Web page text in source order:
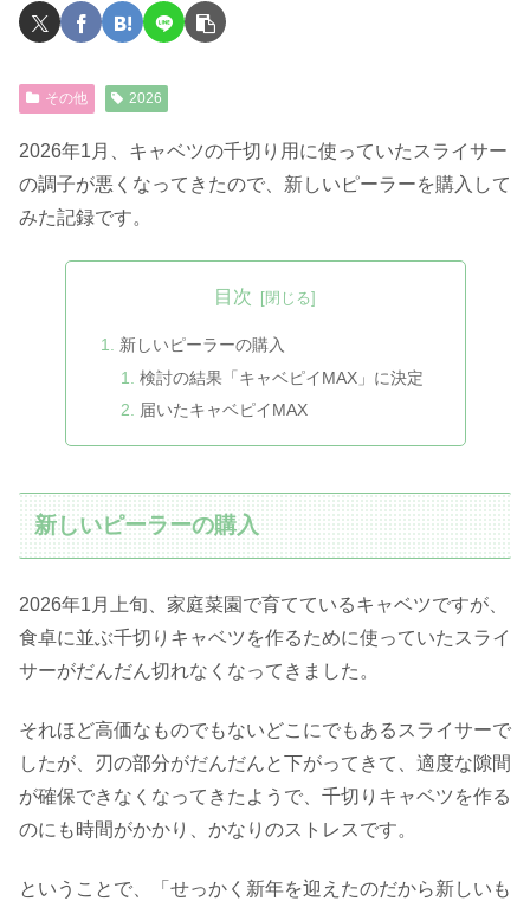
その他 2026
2026年1月、キャベツの千切り用に使っていたスライサー
の調子が悪くなってきたので、新しいピーラーを購入して
みた記録です。
目次
新しいピーラーの購入
検討の結果「キャベピイMAX」に決定
届いたキャベピイMAX
新しいピーラーの購入
2026年1月上旬、家庭菜園で育てているキャベツですが、
食卓に並ぶ千切りキャベツを作るために使っていたスライ
サーがだんだん切れなくなってきました。
それほど高価なものでもないどこにでもあるスライサーで
したが、刃の部分がだんだんと下がってきて、適度な隙間
が確保できなくなってきたようで、千切りキャベツを作る
のにも時間がかかり、かなりのストレスです。
ということで、「せっかく新年を迎えたのだから新しいも